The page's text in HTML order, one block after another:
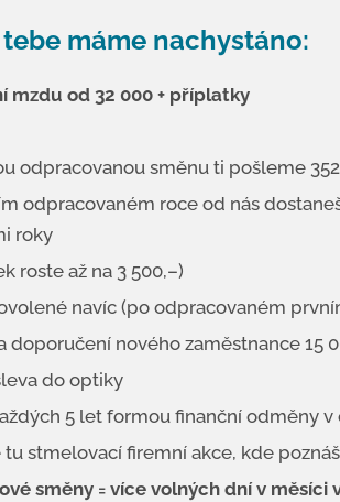
máme nachystáno:
mzdu od 32 000 + příplatky
odpracovanou směnu ti pošleme
odpracovaném roce od nás
roky
roste až na 3 500,–)
navíc (po odpracovaném
doporučení nového zaměstnance 15
do optiky
5 let formou finanční odměny v
tu stmelovací firemní akce, kde
směny = více volných dní v